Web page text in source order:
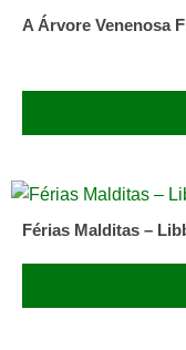
A Árvore Venenosa
Férias Malditas –